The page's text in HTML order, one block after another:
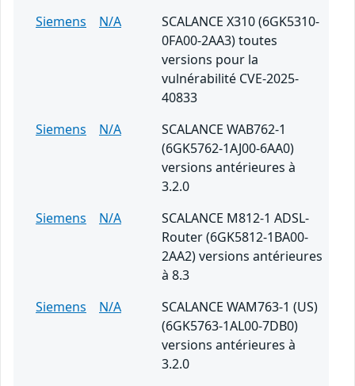
Siemens
N/A
SCALANCE X310 (6GK5310-
0FA00-2AA3) toutes
versions pour la
vulnérabilité CVE-2025-
40833
Siemens
N/A
SCALANCE WAB762-1
(6GK5762-1AJ00-6AA0)
versions antérieures à
3.2.0
Siemens
N/A
SCALANCE M812-1 ADSL-
Router (6GK5812-1BA00-
2AA2) versions antérieures
à 8.3
Siemens
N/A
SCALANCE WAM763-1 (US)
(6GK5763-1AL00-7DB0)
versions antérieures à
3.2.0